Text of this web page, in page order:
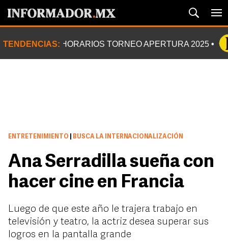
TENDENCIAS: HORARIOS TORNEO APERTURA 2025
ENTRETENIMIENTO BUSCA LA INTERNACIONALIZACIÓN
Ana Serradilla sueña con
hacer cine en Francia
Luego de que este año le trajera trabajo en
televisión y teatro, la actriz desea superar sus
logros en la pantalla grande